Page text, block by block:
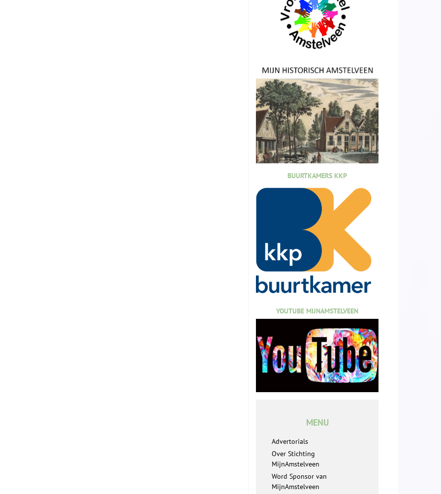
BUURTKAMERS KKP
YOUTUBE MIJNAMSTELVEEN
MENU
Advertorials
Over Stichting
MijnAmstelveen
Word Sponsor van
MijnAmstelveen